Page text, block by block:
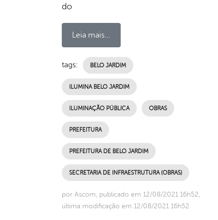
do
Leia mais...
tags: BELO JARDIM
ILUMINA BELO JARDIM
ILUMINAÇÃO PÚBLICA OBRAS
PREFEITURA
PREFEITURA DE BELO JARDIM
SECRETARIA DE INFRAESTRUTURA (OBRAS)
por Ascom, publicado em 12/08/2021 16h52,
última modificação em 12/08/2021 16h52